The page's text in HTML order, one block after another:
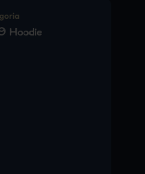
Hoodie